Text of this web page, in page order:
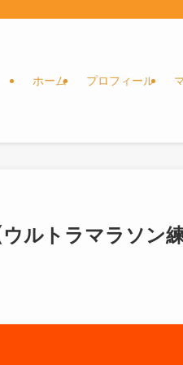
ホーム プロフィール
ルトラマラソン